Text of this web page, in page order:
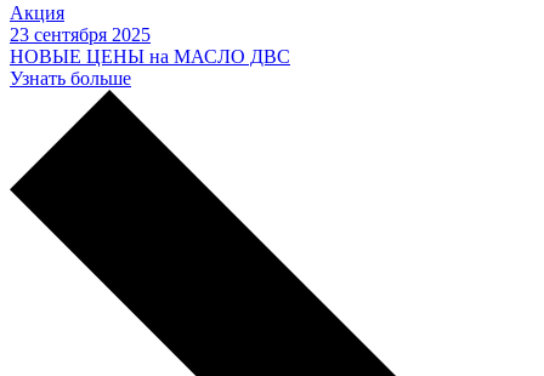
Акция
23 сентября 2025
НОВЫЕ ЦЕНЫ на МАСЛО ДВС
Узнать больше